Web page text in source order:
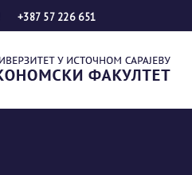
+387 57 226 651